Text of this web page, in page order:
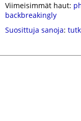
Viimeisimmät haut:
backbreakingly
Suosittuja sanoja: